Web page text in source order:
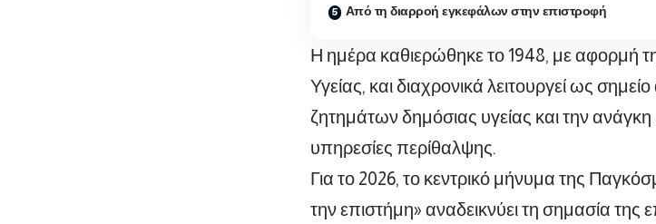
Από τη διαρροή εγκεφάλων στην επιστροφή
Η ημέρα καθιερώθηκε το 1948, με αφορμή
Υγείας, και διαχρονικά λειτουργεί ως
ζητημάτων δημόσιας υγείας και την
υπηρεσίες περίθαλψης.
Για το 2026, το κεντρικό μήνυμα της
την επιστήμη» αναδεικνύει τη σημασία της